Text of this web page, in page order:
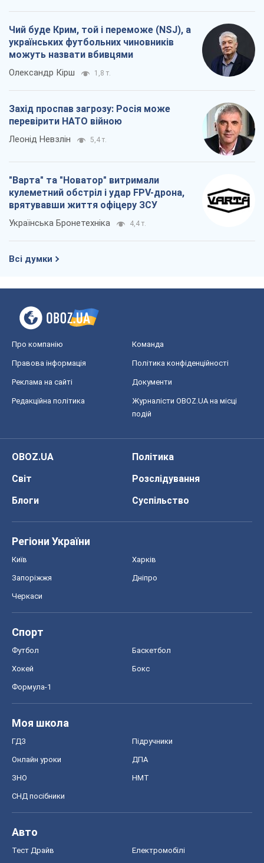
Чий буде Крим, той і переможе (NSJ), а
українських футбольних чиновників
можуть назвати вбивцями
Олександр Кірш 1,8 т.
Захід проспав загрозу: Росія може
перевірити НАТО війною
Леонід Невзлін 5,4 т.
"Варта" та "Новатор" витримали
кулеметний обстріл і удар FPV-дрона,
врятувавши життя офіцеру ЗСУ
Українська Бронетехніка 4,4 т.
Всі думки
Про компанію Команда
Правова інформація Політика конфіденційності
Реклама на сайті Документи
Редакційна політика
Журналісти OBOZ.UA на місці
подій
OBOZ.UA
Політика
Світ
Розслідування
Блоги
Суспільство
Регіони України
Київ Харків
Запоріжжя Дніпро
Черкаси
Спорт
Футбол Баскетбол
Хокей Бокс
Формула-1
Моя школа
ГДЗ Підручники
Онлайн уроки ДПА
ЗНО НМТ
СНД посібники
Авто
Тест Драйв Електромобілі